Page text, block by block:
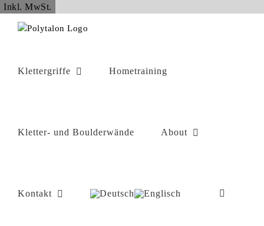
Inkl. MwSt.
springen
Klettergriffe Hometraining
Kletter- und Boulderwände About
Kontakt